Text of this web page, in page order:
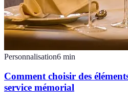
Personnalisation6 min
Comment choisir des
service mémorial